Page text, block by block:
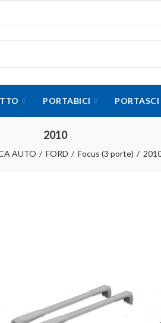
PORTABICI PORTASCI
2010
AUTO FORD Focus (3 porte)